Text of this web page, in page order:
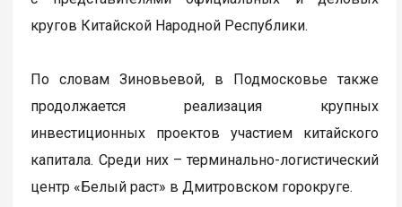
кругов Китайской Народной Республики.
По словам Зиновьевой, в Подмосковье также
продолжается реализация крупных
инвестиционных проектов участием китайского
капитала. Среди них – терминально-логистический
центр «Белый раст» в Дмитровском горокруге.